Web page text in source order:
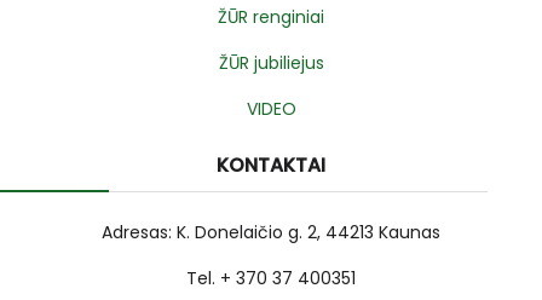
ŽŪR renginiai
ŽŪR jubiliejus
VIDEO
KONTAKTAI
Adresas: K. Donelaičio g. 2, 44213 Kaunas
Tel. + 370 37 400351